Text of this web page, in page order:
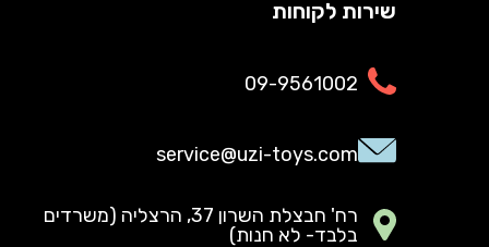
שירות לקוחות
09-9561002
service@uzi-toys.com
רח' חבצלת השרון 37, הרצליה (משרדים
בלבד- לא חנות)